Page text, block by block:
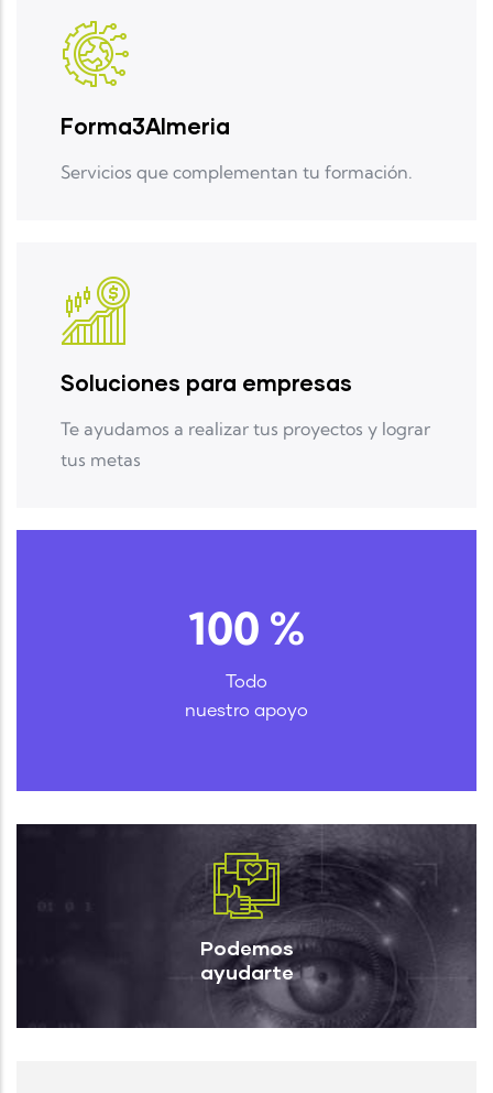
Forma3Almeria
Servicios que complementan tu formación.
Soluciones para empresas
Te ayudamos a realizar tus proyectos y lograr
tus metas
100 %
Todo
nuestro apoyo
Podemos
ayudarte